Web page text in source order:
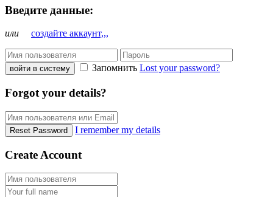
Введите данные:
или создайте аккаунт,,,
войти в систему Запомнить Lost your password?
Forgot your details?
Reset Password I remember my details
Create Account